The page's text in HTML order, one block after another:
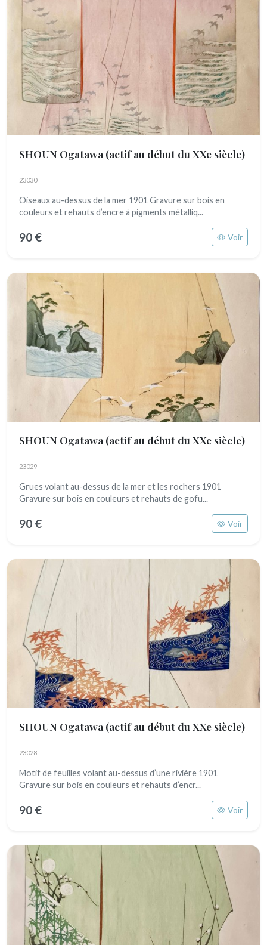
SHOUN Ogatawa (actif au début du XXe siècle)
23030
Oiseaux au-dessus de la mer 1901 Gravure sur bois en
couleurs et rehauts d’encre à pigments métalliq...
90 € Voir
SHOUN Ogatawa (actif au début du XXe siècle)
23029
Grues volant au-dessus de la mer et les rochers 1901
Gravure sur bois en couleurs et rehauts de gofu...
90 € Voir
SHOUN Ogatawa (actif au début du XXe siècle)
23028
Motif de feuilles volant au-dessus d’une rivière 1901
Gravure sur bois en couleurs et rehauts d’encr...
90 € Voir